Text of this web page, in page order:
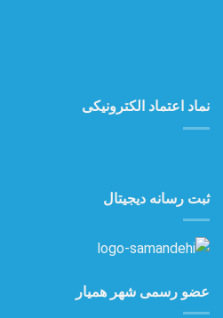
نماد اعتماد الکترونیکی
ثبت رسانه دیجیتال
عضو رسمی شهر همیار